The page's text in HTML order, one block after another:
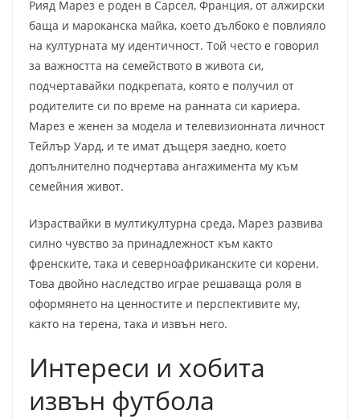
Рияд Марез е роден в Сарсел, Франция, от алжирски
баща и мароканска майка, което дълбоко е повлияло
на културната му идентичност. Той често е говорил
за важността на семейството в живота си,
подчертавайки подкрепата, която е получил от
родителите си по време на ранната си кариера.
Марез е женен за модела и телевизионната личност
Тейлър Уард, и те имат дъщеря заедно, което
допълнително подчертава ангажимента му към
семейния живот.
Израствайки в мултикултурна среда, Марез развива
силно чувство за принадлежност към както
френските, така и северноафриканските си корени.
Това двойно наследство играе решаваща роля в
оформянето на ценностите и перспективите му,
както на терена, така и извън него.
Интереси и хобита
извън футбола